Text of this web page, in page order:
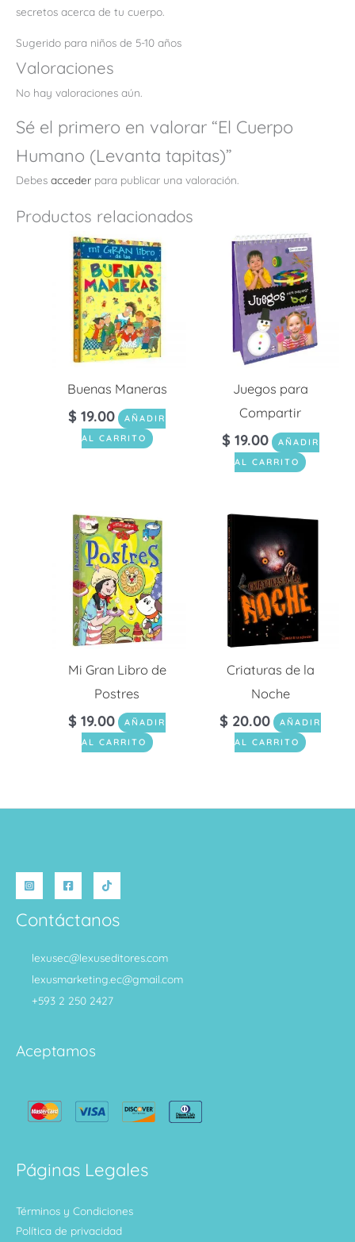
secretos acerca de tu cuerpo.
Sugerido para niños de 5-10 años
Valoraciones
No hay valoraciones aún.
Sé el primero en valorar “El Cuerpo
Humano (Levanta tapitas)”
Debes acceder para publicar una valoración.
Productos relacionados
Buenas Maneras
$ 19.00
AÑADIR
AL CARRITO
Juegos para
Compartir
$ 19.00
AÑADIR
AL CARRITO
Mi Gran Libro de
Postres
$ 19.00
AÑADIR
AL CARRITO
Criaturas de la
Noche
$ 20.00
AÑADIR
AL CARRITO
Contáctanos
lexusec@lexuseditores.com
lexusmarketing.ec@gmail.com
+593 2 250 2427
Aceptamos
Páginas Legales
Términos y Condiciones
Política de privacidad